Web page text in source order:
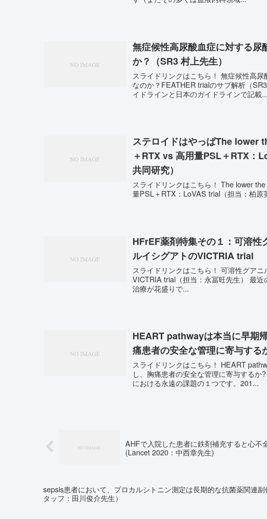
無症候性高尿酸血症に対する
か？（SR3 村上先生）
スライドリンクはこちら！ 無症候性高
なのか？FEATHER trialのサブ解析（SR3 村上先生） 高尿酸血症の治
イドラインと日本のガイドラインで記載...
ステロイドはやっぱThe lower
＋RTX vs 高用量PSL＋RTX：
共同研究）
スライドリンクはこちら！ The lower
HFrEF薬剤特集その１：可溶
ルイシグアトのVICTRIA trial
スライドリンクはこちら！ 可溶性グア
VICTRIA trial（担当：永冨旺先生） 最近のTenri Journal ClubではHFrEFをメインとした心不全
治療が花盛りで...
HEART pathwayは本当に早期
痛患者の安全な管理に寄与する
スライドリンクはこちら！ HEART
し、胸痛患者の安全な管理に寄与するか?（SR2 別役先生） 胸
における永遠の課題の１つです。201...
AHFで入院した患者に鉄剤補充すると心
(Lancet 2020：中西章先生)
sepsis患者において、プロカルシトニン測定は長期的な抗菌薬関連
タッフ：田川俊介先生）